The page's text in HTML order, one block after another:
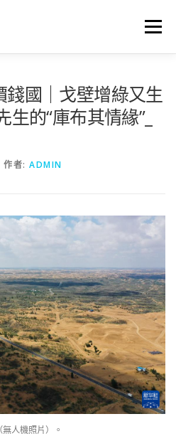
選單
國｜戈壁增綠又生
的“庫布其情緣”_
作者: ADMIN
人機照片）。